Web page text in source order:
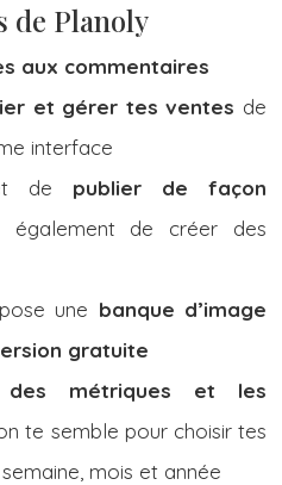
de Planoly
aux commentaires
et gérer tes ventes de
interface
de publier de façon
également de créer des
une banque d’image
gratuite
des métriques et les
te semble pour choisir tes
mois et année